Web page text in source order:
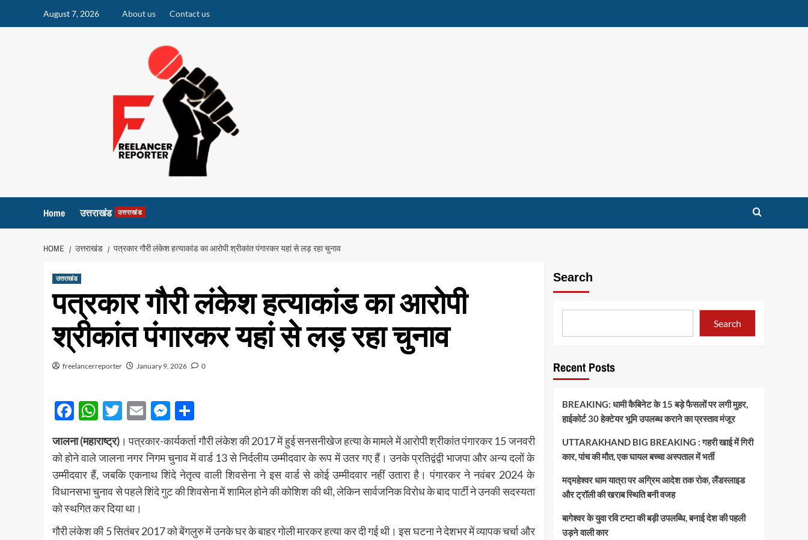
August 7, 2026 About us Contact us
Home उत्तराखंड उत्तराखंड
HOME उत्तराखंड पत्रकार गौरी लंकेश हत्याकांड का आरोपी श्रीकांत पंगारकर यहां से लड़ रहा चुनाव
उत्तराखंड
पत्रकार गौरी लंकेश हत्याकांड का आरोपी
श्रीकांत पंगारकर यहां से लड़ रहा चुनाव
freelancerreporter January 9, 2026 0
Facebook
WhatsApp
Twitter
EmailMessenger
जालना (महाराष्ट्र) । पत्रकार-कार्यकर्ता गौरी लंकेश की 2017 में हुई सनसनीखेज हत्या के मामले में आरोपी श्रीकांत पंगारकर 15 जनवरी
को होने वाले जालना नगर निगम चुनाव में वार्ड 13 से निर्दलीय उम्मीदवार के रूप में उतर गए हैं। उनके प्रतिद्वंद्वी भाजपा और अन्य दलों के
उम्मीदवार हैं, जबकि एकनाथ शिंदे नेतृत्व वाली शिवसेना ने इस वार्ड से कोई उम्मीदवार नहीं उतारा है। पंगारकर ने नवंबर 2024 के
विधानसभा चुनाव से पहले शिंदे गुट की शिवसेना में शामिल होने की कोशिश की थी, लेकिन सार्वजनिक विरोध के बाद पार्टी ने उनकी सदस्यता
को स्थगित कर दिया था।
गौरी लंकेश की 5 सितंबर 2017 को बेंगलुरु में उनके घर के बाहर गोली मारकर हत्या कर दी गई थी। इस घटना ने देशभर में व्यापक चर्चा और
Search
Search
Recent Posts
BREAKING: धामी कैबिनेट के 15 बड़े फैसलों पर लगी मुहर,
हाईकोर्ट 30 हेक्टेयर भूमि उपलब्ध कराने का प्रस्ताव मंजूर
UTTARAKHAND BIG BREAKING : गहरी खाई में गिरी
कार, पांच की मौत, एक घायल बच्चा अस्पताल में भर्ती
मद्महेश्वर धाम यात्रा पर अग्रिम आदेश तक रोक, लैंडस्लाइड
और ट्रॉली की खराब स्थिति बनी वजह
बागेश्वर के युवा रवि टम्टा की बड़ी उपलब्धि, बनाई देश की पहली
उड़ने वाली कार